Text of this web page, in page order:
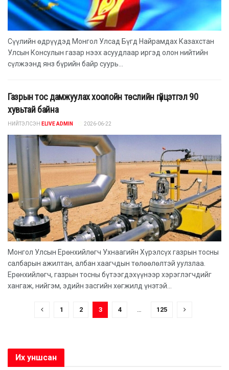
Сүүлийн өдрүүдэд Монгол Улсад Бүгд Найрамдах Казахстан
Улсын Консулын газар нээх асуудлаар иргэд олон нийтийн
сүлжээнд янз бүрийн байр суурь...
Газрын тос дамжуулах хоолойн төслийн гүйцэтгэл 90
хувьтай байна
НИЙТЭЛСЭН ELIVE ADMIN 2026-06-22
Монгол Улсын Ерөнхийлөгч Ухнаагийн Хүрэлсүх газрын тосны
салбарын ажилтан, албан хаагчдын төлөөлөлтэй уулзлаа.
Ерөнхийлөгч, газрын тосны бүтээгдэхүүнээр хэрэглэгчдийг
хангаж, нийгэм, эдийн засгийн хөгжилд үнэтэй...
1 2 3 4 … 125
Их уншсан